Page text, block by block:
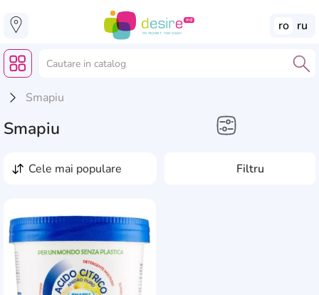
ro ru
Smapiu
Smapiu
interior
Filtru
cele mai populare
AddCardToFavourite